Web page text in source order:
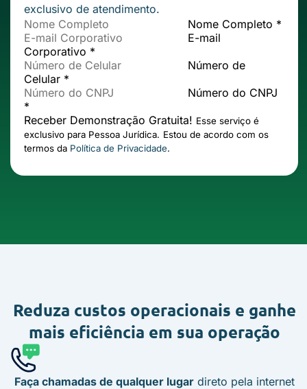
exclusivo de atendimento.
Nome Completo *
E-mail
Corporativo *
Número de
Celular *
Número do CNPJ
*
Receber Demonstração Gratuita! Esse serviço é
exclusivo para Pessoa Jurídica. Estou de acordo com os
termos da Política de Privacidade.
Reduza custos operacionais e ganhe
mais eficiência em sua operação
Faça chamadas de qualquer lugardireto pela internet